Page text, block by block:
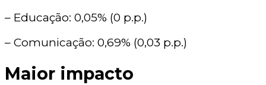
– Educação: 0,05% (0 p.p.)
– Comunicação: 0,69% (0,03 p.p.)
Maior impacto